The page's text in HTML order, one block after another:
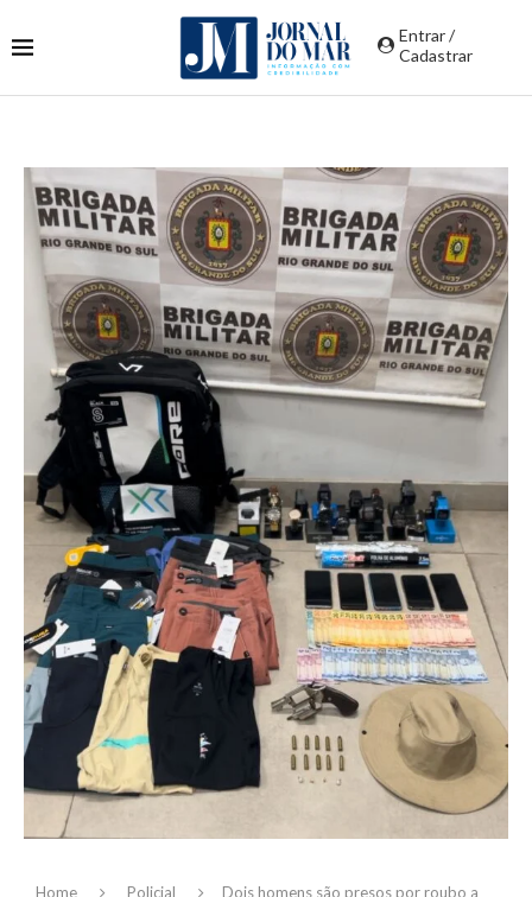
Entrar /
Cadastrar
Home Policial
Dois homens são presos por roubo a